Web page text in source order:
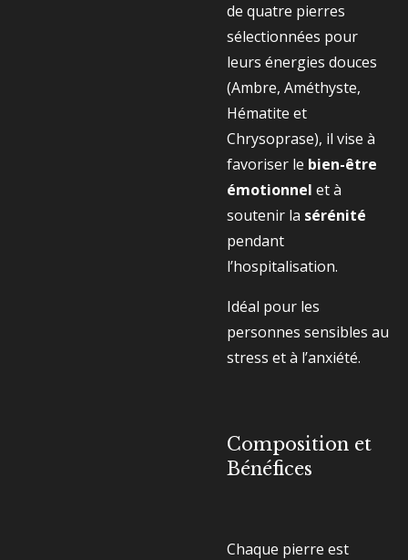
de quatre pierres
sélectionnées pour
leurs énergies douces
(Ambre, Améthyste,
Hématite et
Chrysoprase), il vise à
favoriser le bien-être
émotionnel et à
soutenir la sérénité
pendant
l’hospitalisation.
Idéal pour les
personnes sensibles au
stress et à l’anxiété.
Composition et
Bénéfices
Chaque pierre est